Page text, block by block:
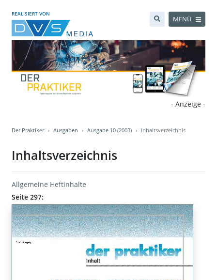
REALISIERT VON
MENÜ
- Anzeige -
Der Praktiker Ausgaben Ausgabe 10 (2003) Inhaltsverzeichnis
Inhaltsverzeichnis
Allgemeine Heftinhalte
Seite 297: